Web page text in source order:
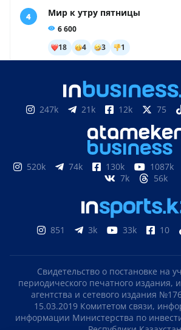
247k 21k 12k 75
520k 74k 130k 1087k
7k
56k
851 3k 33k 10
Свидетельство о постановке на
периодического печатного издания,
агентства и сетевого издания
15.03.2019 Комитетом связи,
информации Министерства по